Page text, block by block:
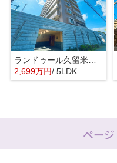
ランドゥール久留米サウスステージ☆仲介手数料無料☆
2,699万円/ 5LDK
ペー